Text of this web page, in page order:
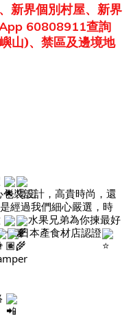
新界個別村屋、新界
60808911查詢
山)、禁區及邊境地
裝設計，高貴時尚，還
經過我們細心嚴選，時
水果兄弟為你揀最好
日本產食材店認證